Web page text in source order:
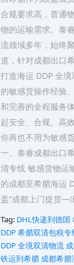
合规要求高，普通
物的运输需求。泰
流领域多年，始终
道，针对成都出口
打造海运 DDP 全
的敏感货操作经验
和完善的全程服务
起安全、合规、高
你再也不用为敏感
一、泰睿成都出口
清专线 敏感货物运
的成都至希腊海运
盖“成都上门提货
Tag: DHL快递到德国
DDP希腊双清包税专
DDP 全境双清物流
铁运到希腊 成都希腊